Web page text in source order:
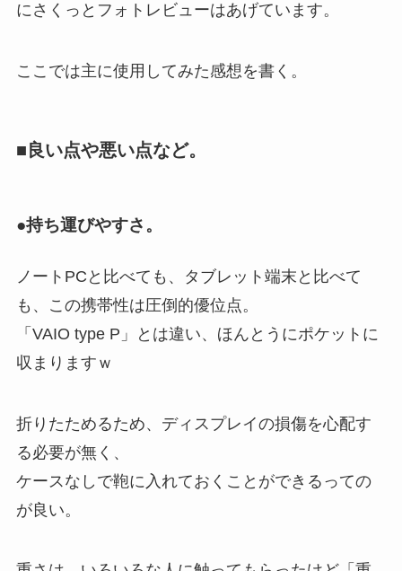
にさくっとフォトレビューはあげています。
ここでは主に使用してみた感想を書く。
■良い点や悪い点など。
●持ち運びやすさ。
ノートPCと比べても、タブレット端末と比べて
も、この携帯性は圧倒的優位点。
「VAIO type P」とは違い、ほんとうにポケットに
収まりますｗ
折りたためるため、ディスプレイの損傷を心配す
る必要が無く、
ケースなしで鞄に入れておくことができるっての
が良い。